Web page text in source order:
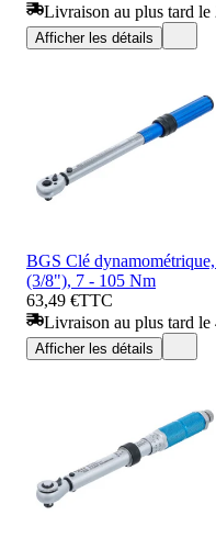
Livraison au plus tard le
Afficher les détails
BGS Clé
(3/8"), 7 - 105 Nm
63,49 €TTC
Livraison au plus tard le
Afficher les détails